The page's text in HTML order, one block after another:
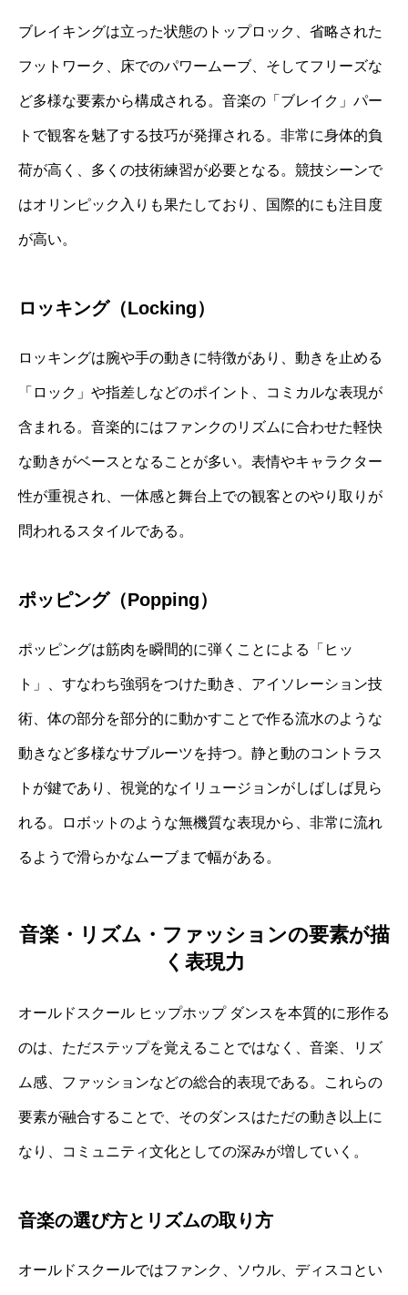
ブレイキングは立った状態のトップロック、省略された
フットワーク、床でのパワームーブ、そしてフリーズな
ど多様な要素から構成される。音楽の「ブレイク」パー
トで観客を魅了する技巧が発揮される。非常に身体的負
荷が高く、多くの技術練習が必要となる。競技シーンで
はオリンピック入りも果たしており、国際的にも注目度
が高い。
ロッキング（Locking）
ロッキングは腕や手の動きに特徴があり、動きを止める
「ロック」や指差しなどのポイント、コミカルな表現が
含まれる。音楽的にはファンクのリズムに合わせた軽快
な動きがベースとなることが多い。表情やキャラクター
性が重視され、一体感と舞台上での観客とのやり取りが
問われるスタイルである。
ポッピング（Popping）
ポッピングは筋肉を瞬間的に弾くことによる「ヒッ
ト」、すなわち強弱をつけた動き、アイソレーション技
術、体の部分を部分的に動かすことで作る流水のような
動きなど多様なサブルーツを持つ。静と動のコントラス
トが鍵であり、視覚的なイリュージョンがしばしば見ら
れる。ロボットのような無機質な表現から、非常に流れ
るようで滑らかなムーブまで幅がある。
音楽・リズム・ファッションの要素が描
く表現力
オールドスクール ヒップホップ ダンスを本質的に形作る
のは、ただステップを覚えることではなく、音楽、リズ
ム感、ファッションなどの総合的表現である。これらの
要素が融合することで、そのダンスはただの動き以上に
なり、コミュニティ文化としての深みが増していく。
音楽の選び方とリズムの取り方
オールドスクールではファンク、ソウル、ディスコとい